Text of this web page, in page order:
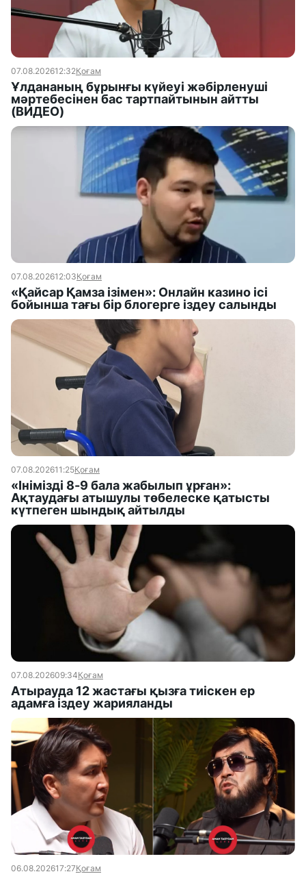
07.08.202612:32Қоғам
Ұлдананың бұрынғы күйеуі жәбірленуші
мәртебесінен бас тартпайтынын айтты
(ВИДЕО)
07.08.202612:03Қоғам
«Қайсар Қамза ізімен»: Онлайн казино ісі
бойынша тағы бір блогерге іздеу салынды
07.08.202611:25Қоғам
«Інімізді 8-9 бала жабылып ұрған»:
Ақтаудағы атышулы төбелеске қатысты
күтпеген шындық айтылды
07.08.202609:34Қоғам
Атырауда 12 жастағы қызға тиіскен ер
адамға іздеу жарияланды
06.08.202617:27Қоғам